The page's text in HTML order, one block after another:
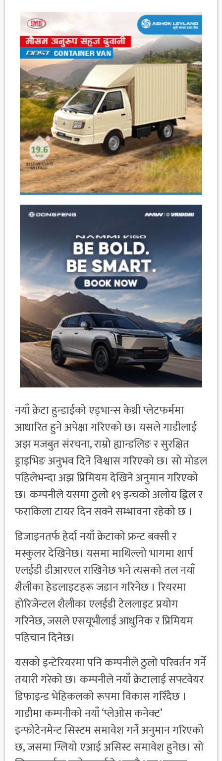
नयाँ क्रेटा हुन्डाईको एड्भान्स केथ्री प्लेटफर्ममा
आधारित हुने अपेक्षा गरिएको छ। यसले गाडीलाई
अझ मजबुत संरचना, राम्रो ह्यान्डलिङ र सुरक्षित
ड्राइभिङ अनुभव दिने विश्वास गरिएको छ। सो मोडल
पहिलेभन्दा अझ प्रिमियम देखिने अनुमान गरिएको
छ। कम्पनीले यसमा ठुलो १९ इन्चको अलोय ह्विल र
फराकिला टायर दिन सक्ने सम्भावना रहेको छ ।
डिजाइनतर्फ हेर्दा नयाँ क्रेटाको फ्रन्ट बक्सी र
मस्कुलर देखिनेछ। यसमा माथिल्लो भागमा शार्प
एलईडी डीआरएल राखिनेछ भने त्यसको तल नयाँ
शैलीका हेडलाइटहरू जडान गरिनेछ । रियरमा
होरिजेन्टल शैलीका एलईडी टेललाइट प्रयोग
गरिनेछ, जसले एसयूभीलाई आधुनिक र प्रिमियम
पहिचान दिनेछ।
यसको इन्टेरियरमा पनि कम्पनीले ठुलो परिवर्तन गर्ने
तयारी गरेको छ। कम्पनीले नयाँ क्रेटालाई सफ्टवेयर
डिफाइन्ड भेहिकलको रूपमा विकास गरिँदैछ ।
गाडीमा कम्पनीको नयाँ ‘प्लेओस कनेक्ट’
इन्फोटेनमेन्ट सिस्टम समावेश गर्ने अनुमान गरिएको
छ, जसमा ग्लियो एआई असिस्ट समावेश हुनेछ। सो